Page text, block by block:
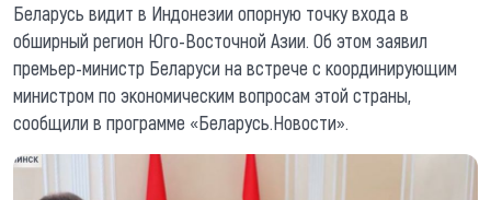
Беларусь видит в Индонезии опорную точку входа в
обширный регион Юго-Восточной Азии. Об этом заявил
премьер-министр Беларуси на встрече с координирующим
министром по экономическим вопросам этой страны,
сообщили в программе «Беларусь.Новости».